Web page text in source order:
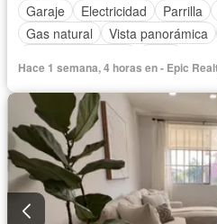
Garaje
Electricidad Parrilla
Gas natural
Vista panorámica
Hace 1 semana, 4 horas en - Epic